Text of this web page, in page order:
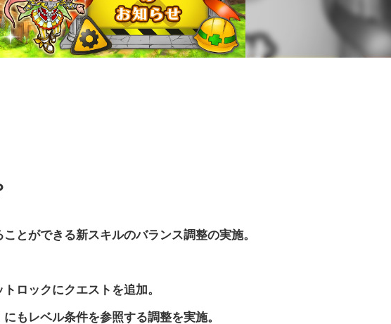
とができる新スキルのバランス調整の実施。
ロックにクエストを追加。
もレベル条件を参照する調整を実施。